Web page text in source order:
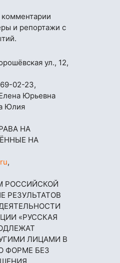
и репортажи с
ул., 12,
02-23,
Юрьевна
Юлия
НА
НА
,
РОССИЙСКОЙ
РЕЗУЛЬТАТОВ
«РУССКАЯ
ЛИЦАМИ В
ФОРМЕ БЕЗ